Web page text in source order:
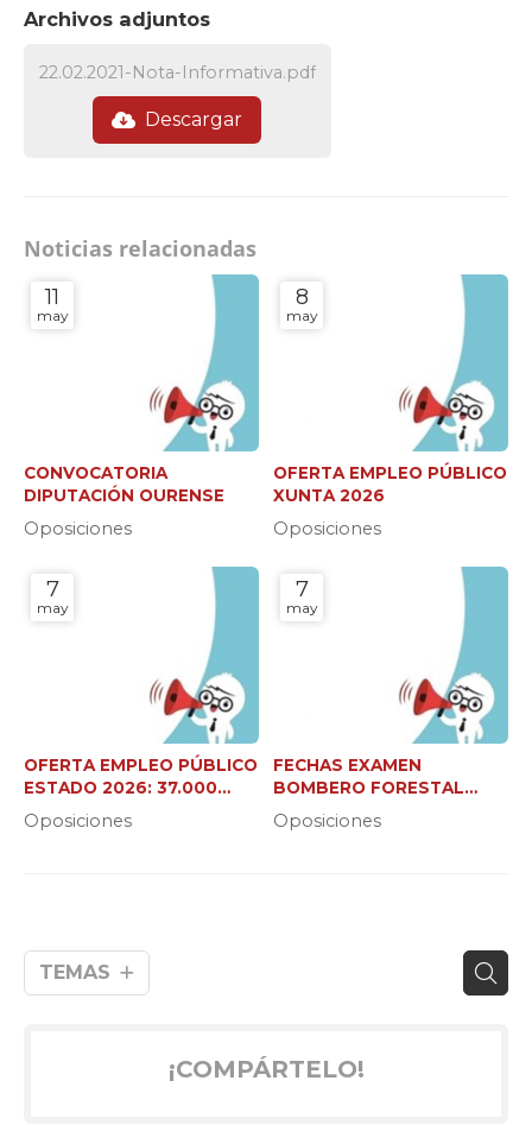
TEMAS
Archivos adjuntos
22.02.2021-Nota-Informativa.pdf
Descargar
Noticias relacionadas
11
may
CONVOCATORIA
DIPUTACIÓN OURENSE
Oposiciones
8
may
OFERTA EMPLEO PÚBLICO
XUNTA 2026
Oposiciones
7
may
OFERTA EMPLEO PÚBLICO
ESTADO 2026: 37.000
NUEVAS PLAZAS
Oposiciones
7
may
FECHAS EXAMEN
BOMBERO FORESTAL
XUNTA (C2 Y JEFE DE
BRIGADA)
Oposiciones
¡COMPÁRTELO!